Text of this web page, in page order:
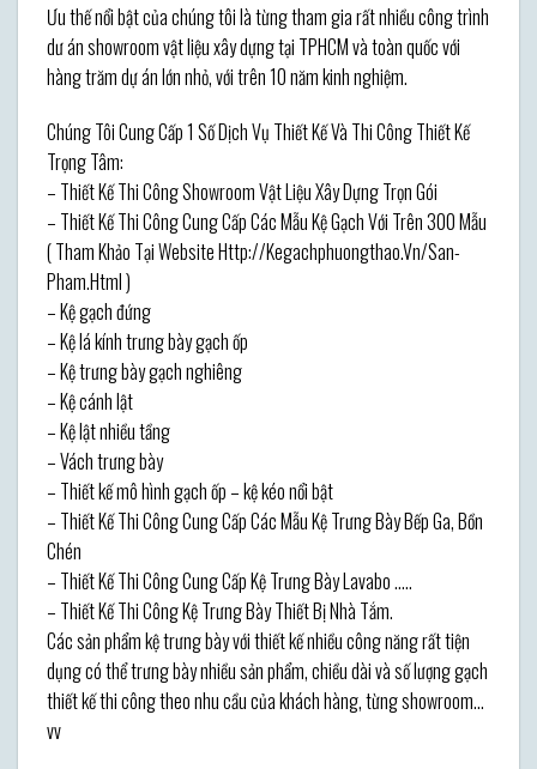
Ưu thế nổi bật của chúng tôi là từng tham gia rất nhiều công trình
dư án showroom vật liệu xây dựng tại TPHCM và toàn quốc với
hàng trăm dự án lớn nhỏ, với trên 10 năm kinh nghiệm.
Chúng Tôi Cung Cấp 1 Số Dịch Vụ Thiết Kế Và Thi Công Thiết Kế
Trọng Tâm:
– Thiết Kế Thi Công Showroom Vật Liệu Xây Dựng Trọn Gói
– Thiết Kế Thi Công Cung Cấp Các Mẫu Kệ Gạch Với Trên 300 Mẫu
( Tham Khảo Tại Website Http://Kegachphuongthao.Vn/San-
Pham.Html )
– Kệ gạch đứng
– Kệ lá kính trưng bày gạch ốp
– Kệ trưng bày gạch nghiêng
– Kệ cánh lật
– Kệ lật nhiều tầng
– Vách trưng bày
– Thiết kế mô hình gạch ốp – kệ kéo nổi bật
– Thiết Kế Thi Công Cung Cấp Các Mẫu Kệ Trưng Bày Bếp Ga, Bồn
Chén
– Thiết Kế Thi Công Cung Cấp Kệ Trưng Bày Lavabo …..
– Thiết Kế Thi Công Kệ Trưng Bày Thiết Bị Nhà Tắm.
Các sản phẩm kệ trưng bày với thiết kế nhiều công năng rất tiện
dụng có thể trưng bày nhiều sản phẩm, chiều dài và số lượng gạch
thiết kế thi công theo nhu cầu của khách hàng, từng showroom…
vv